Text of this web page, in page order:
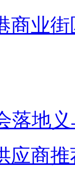
商业
落地
应商